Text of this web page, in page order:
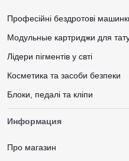
Професійні бездротові
Модульные картриджи для
Лідери пігментів у свті
Косметика та засоби безпеки
Блоки, педалі та кліпи
Информация
Про магазин